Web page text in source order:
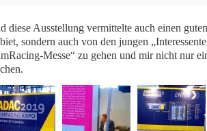
diese Ausstellung vermittelte auch einen
sondern auch von den jungen
Messe“ zu gehen und mir nicht nur